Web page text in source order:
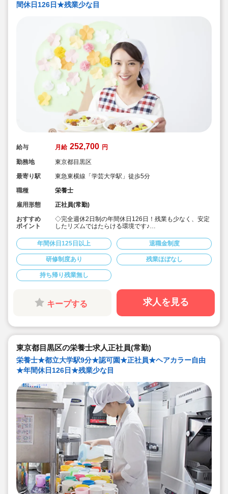
間休日126日★残業少な目
給与 月給 252,700 円
勤務地
東京都目黒区
最寄り駅
東急東横線「学芸大学駅」徒歩5分
職種
栄養士
雇用形態
正社員(常勤)
おすすめ
ポイント
◇完全週休2日制の年間休日126日！残業も少なく、安定
したリズムではたらける環境です♪
にしています。
◇月給252,700円～/賞与1.5～3.0ヶ月！
◇有給休暇は、半日や1時間単位の取得も可能◎
◇残業代は1分単位で支給☆
◇地方から上京される場合、法人が引っ越し代を補助(規
定内) 23区対応の社宅あり！
◇育産休の取得・復帰実績多数！（男性も育休取得実績
あり）時短勤務制度もあり、お仕事に復帰しやすい体制
◇「イタリア，ドイツ，フィンランド，ハンガリー，ニ
ュージーランド」など、充実の海外研修に参加のチャン
◇無垢の木を使った園舎。優しくぬくもりのある、おう
上実施。キャリアアップを目指せます！
年間休日125日以上 退職金制度
研修制度あり 残業ほぼなし
持ち帰り残業無し
キープする 求人を見る
東京都目黒区の栄養士求人正社員(常勤)
栄養士★都立大学駅9分★認可園★正社員★ヘアカラー自由
★年間休日126日★残業少な目